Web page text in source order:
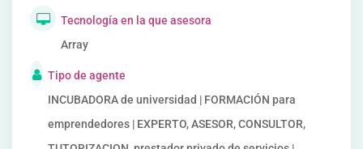
Tecnología en la que asesora
Array
Tipo de agente
INCUBADORA de universidad | FORMACIÓN para
emprendedores | EXPERTO, ASESOR, CONSULTOR,